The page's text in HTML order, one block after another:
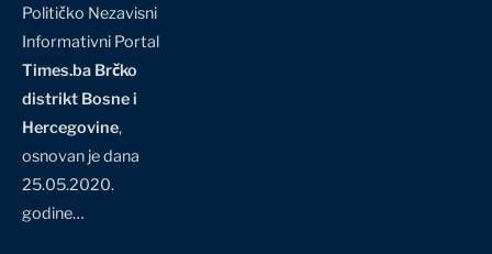
Političko Nezavisni
Informativni Portal
Times.ba Brčko
distrikt Bosne i
Hercegovine,
osnovan je dana
25.05.2020.
godine…